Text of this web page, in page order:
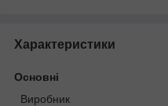
Характеристики
Основні
Виробник